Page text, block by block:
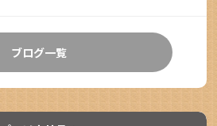
ブログ一覧